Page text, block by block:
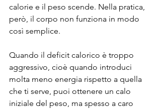
calorie e il peso scende. Nella pratica,
però, il corpo non funziona in modo
così semplice.
Quando il deficit calorico è troppo
aggressivo, cioè quando introduci
molta meno energia rispetto a quella
che ti serve, puoi ottenere un calo
iniziale del peso, ma spesso a caro